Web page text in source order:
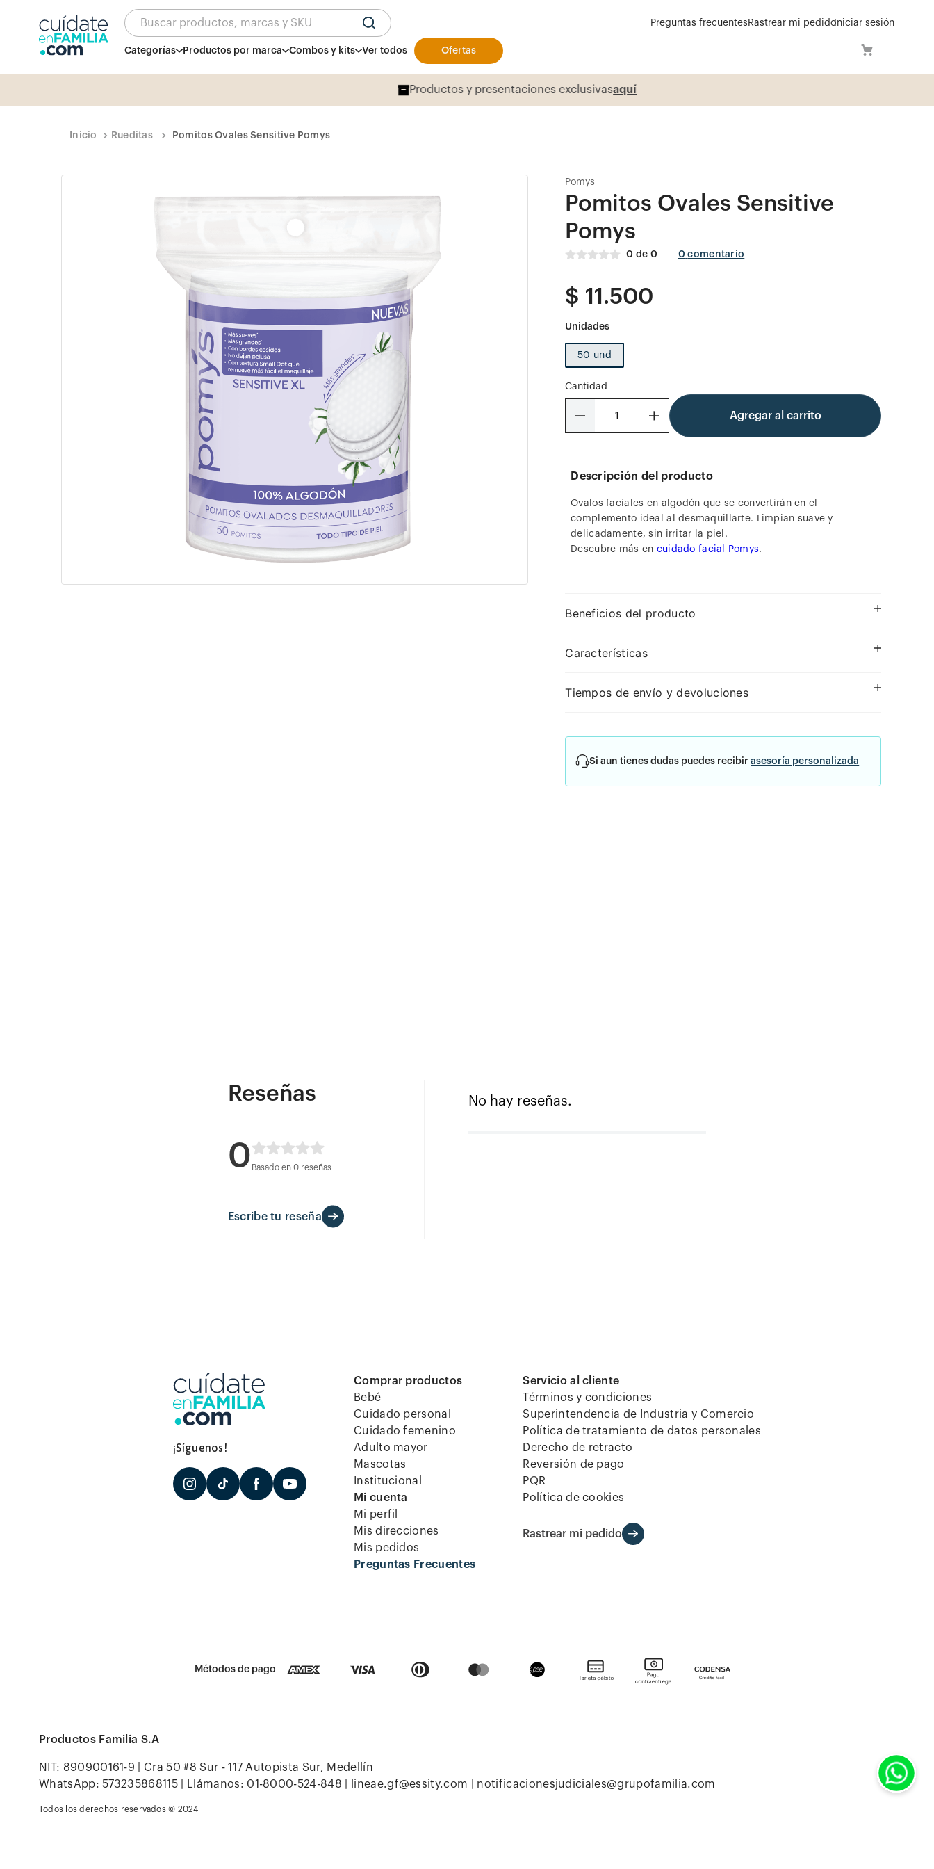
Buscar productos, marcas y SKU Preguntas frecuentes Rastrear mi pedidoIniciar sesión
Categorías Productos por marca Combos y kits Ver todos Ofertas
Productos y presentaciones exclusivasaquí
Rueditas Pomitos Ovales Sensitive Pomys
Pomys
Pomitos Ovales Sensitive
Pomys
0 de 0 0 comentario
$ 11 .500
50 und
Cantidad
＋
－ Agregar al carrito
Descripción del producto
Ovalos faciales en algodón que se convertirán en el
complemento ideal al desmaquillarte. Limpian suave y
delicadamente, sin irritar la piel.
Descubre más en cuidado facial Pomys.
Beneficios del producto
Características
Tiempos de envío y devoluciones
Si aun tienes dudas puedes recibirasesoría personalizada
Reseñas
0 Basado en 0 reseñas
Escribe tu reseña
No hay reseñas.
¡Síguenos!
Comprar productos
Bebé
Cuidado personal
Cuidado femenino
Adulto mayor
Mascotas
Institucional
Mi cuenta
Mi perfil
Mis direcciones
Mis pedidos
Preguntas Frecuentes
Servicio al cliente
Términos y condiciones
Superintendencia de Industria y Comercio
Política de tratamiento de datos personales
Derecho de retracto
Reversión de pago
PQR
Política de cookies
Rastrear mi pedido
Métodos de pago
Productos Familia S.A
NIT: 890900161-9 | Cra 50 #8 Sur - 117 Autopista Sur, Medellín
WhatsApp: 573235868115 | Llámanos: 01-8000-524-848 |
lineae.gf@essity.com notificacionesjudiciales@grupofamilia.com
Todos los derechos reservados © 2024